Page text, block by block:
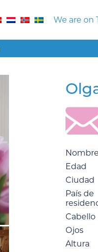
We are on
Nombre
Edad
Ciudad
País de
Cabello
Ojos
Altura